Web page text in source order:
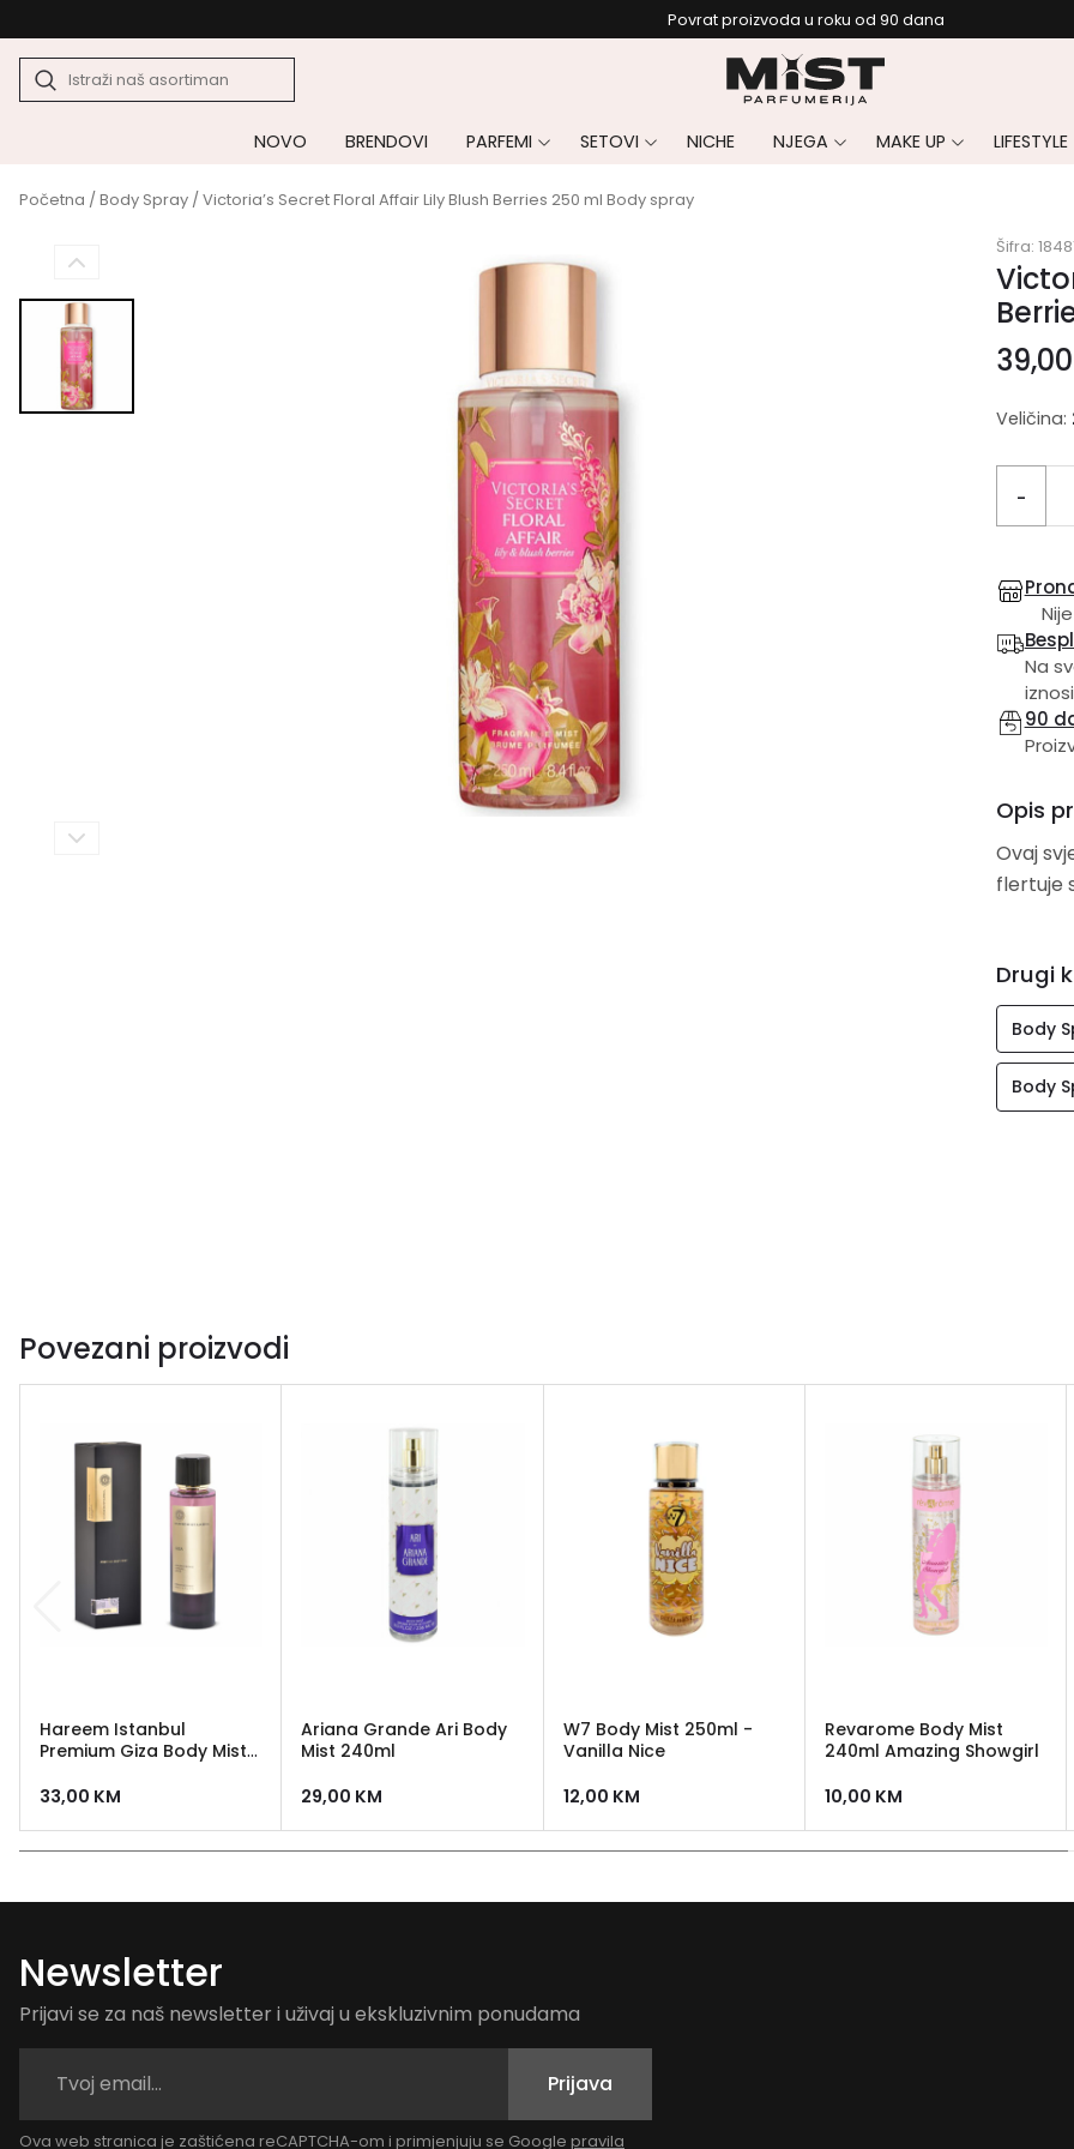
Povrat proizvoda u roku od 90 dana
NOVO BRENDOVI PARFEMI SETOVI NICHE NJEGA MAKE UP LIFESTYLE
Početna /Body Spray / Victoria’s Secret Floral Affair Lily Blush Berries 250 ml Body spray
Šifra:
Veličina:
-
Na
iznosi
90
Opis
Ovaj
flertuje
Drugi
Body
Body
Povezani proizvodi
Hareem Istanbul
Premium Giza Body Mist
33,00 KM
Ariana Grande Ari Body
Mist 240ml
29,00 KM
W7 Body Mist 250ml -
Vanilla Nice
12,00 KM
Revarome Body Mist
240ml Amazing Showgirl
10,00 KM
Newsletter
Prijavi se za naš newsletter i uživaj u ekskluzivnim ponudama
Prijava
Ova web stranica je zaštićena reCAPTCHA-om i primjenjuju se Google pravila